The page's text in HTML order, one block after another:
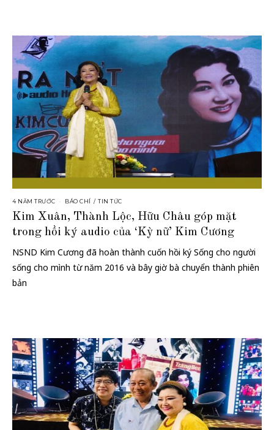
4 NĂM TRƯỚC BÁO CHÍ / TIN TỨC
Kim Xuân, Thành Lộc, Hữu Châu góp mặt
trong hồi ký audio của ‘Kỳ nữ’ Kim Cương
NSND Kim Cương đã hoàn thành cuốn hồi ký Sống cho người
sống cho mình từ năm 2016 và bây giờ bà chuyển thành phiên
bản